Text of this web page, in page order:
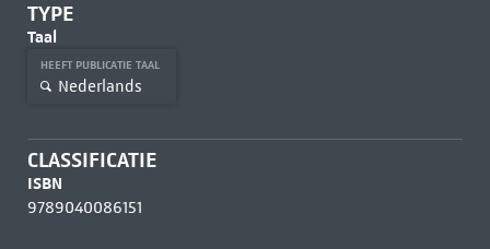
TYPE
Taal
HEEFT PUBLICATIE TAAL
Nederlands
CLASSIFICATIE
ISBN
9789040086151